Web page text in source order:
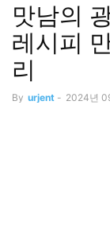
맛남의
레시피
리
By urjent - 2024년